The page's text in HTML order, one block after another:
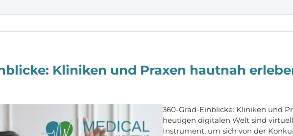
Kliniken und Praxen hautnah
360-Grad-Einblicke: Kliniken und
heutigen digitalen Welt sind
Instrument, um sich von der